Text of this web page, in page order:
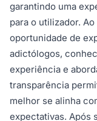
garantindo uma
para o utilizador.
oportunidade de
adictólogos,
experiência e
transparência
melhor se alinha
expectativas. Após